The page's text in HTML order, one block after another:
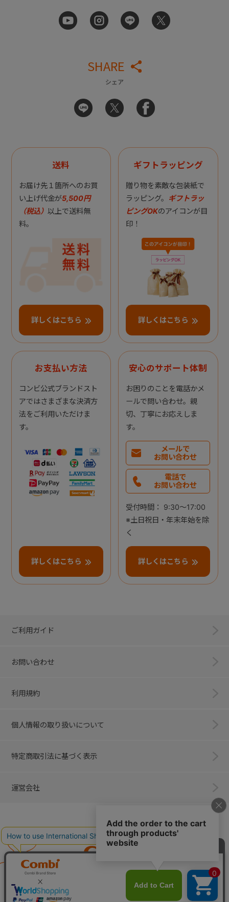
SHARE
シェア
送料
お届け先１箇所へのお買
い上げ代金が5,500円
（税込） 以上で送料無
料。
詳しくはこちら
ギフトラッピング
贈り物を素敵な包装紙で
ラッピング。 ギフトラッ
ピングOKのアイコンが目
印！
詳しくはこちら
お支払い方法
コンビ公式ブランドスト
アではさまざまな決済方
法をご利用いただけま
す。
詳しくはこちら
安心のサポート体制
お困りのことを電話かメ
ールで問い合わせ。親
切、丁寧にお応えしま
す。
メールで
お問い合わせ
電話で
お問い合わせ
受付時間： 9:30～17:00
※土日祝日・年末年始を除
く
詳しくはこちら
ご利用ガイド
お問い合わせ
利用規約
個人情報の取り扱いについて
特定商取引法に基づく表示
運営会社
ベビー用品のコンビ株式会社